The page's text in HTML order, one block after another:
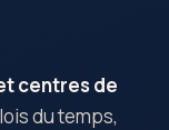
centres de
du temps,